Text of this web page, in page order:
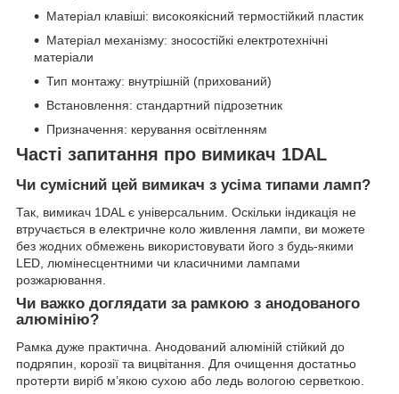
Матеріал клавіші: високоякісний термостійкий пластик
Матеріал механізму: зносостійкі електротехнічні
матеріали
Тип монтажу: внутрішній (прихований)
Встановлення: стандартний підрозетник
Призначення: керування освітленням
Часті запитання про вимикач 1DAL
Чи сумісний цей вимикач з усіма типами ламп?
Так, вимикач 1DAL є універсальним. Оскільки індикація не
втручається в електричне коло живлення лампи, ви можете
без жодних обмежень використовувати його з будь-якими
LED, люмінесцентними чи класичними лампами
розжарювання.
Чи важко доглядати за рамкою з анодованого
алюмінію?
Рамка дуже практична. Анодований алюміній стійкий до
подряпин, корозії та вицвітання. Для очищення достатньо
протерти виріб м’якою сухою або ледь вологою серветкою.